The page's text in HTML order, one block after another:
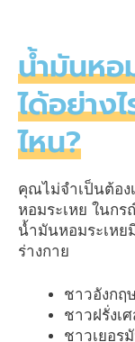
น้ำมันหอ
ได้อย่าง
ไหน?
คุณไม่จำเป็นต้อง
หอมระเหย ในก
น้ำมันหอมระเหย
ร่างกาย
ชาวอังกฤ
ชาวฝรั่งเ
ชาวเยอร